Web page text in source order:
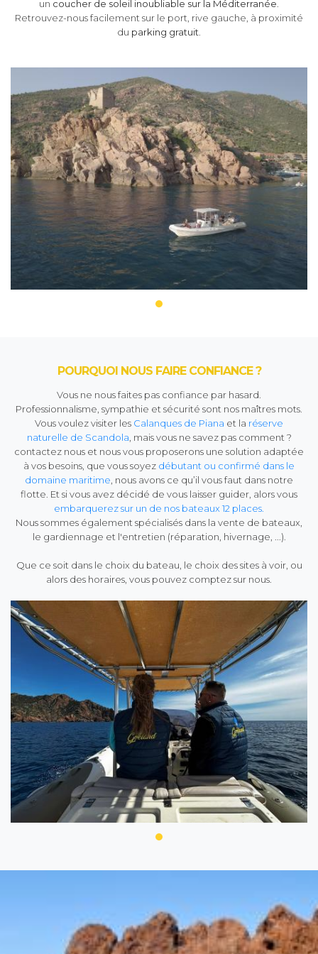
un coucher de soleil inoubliable sur la Méditerranée
Retrouvez-nous facilement sur le port, rive gauche, à proximité
du parking gratuit
POURQUOI NOUS FAIRE CONFIANCE ?
Vous ne nous faites pas confiance par hasard.
Professionnalisme, sympathie et sécurité sont nos maîtres mots.
Vous voulez visiter les Calanques de Piana et la réserve
naturelle de Scandola , mais vous ne savez pas comment ?
contactez nous et nous vous proposerons une solution adaptée
à vos besoins, que vous soyez débutant ou confirmé dans le
domaine maritime , nous avons ce qu’il vous faut dans notre
flotte. Et si vous avez décidé de vous laisser guider, alors vous
embarquerez sur un de nos bateaux 12 places.
Nous sommes également spécialisés dans la vente de bateaux,
le gardiennage et l'entretien (réparation, hivernage, ...).
Que ce soit dans le choix du bateau, le choix des sites à voir, ou
alors des horaires, vous pouvez comptez sur nous.